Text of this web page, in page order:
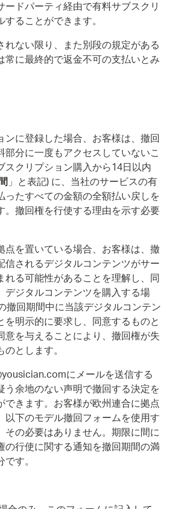
ードパーティ経由で有料サブスクリ
ることができます。
れない限り、また別段の規定がある
常に最終的で返金不可の支払いとみ
ンに登録した場合、お客様は、撤回
部分に一度もアクセスしていないこ
スクリプション購入から14日以内
」と表記) に、当社のサービスの有
ったすべての金額の全額払い戻しを
。撤回権を行使する理由を示す必要
点を置いている場合、お客様は、撤
信されるデジタルコンテンツがサー
れる可能性があることを理解し、同
デジタルコンテンツを購入する場
撤回期間中に当該デジタルコンテン
を明示的に要求し、同意するものと
意を与えることにより、撤回権が失
とします。
にメールを送信する
う余地のない声明で撤回する決定を
できます。お客様が欧州連合に拠点
以下のモデル撤回フォームを使用す
その必要はありません。期限に間に
の行使に関する通知を撤回期間の満
す。